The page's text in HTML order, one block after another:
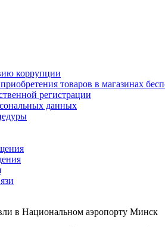
коррупции
товаров в магазинах
регистрации
данных
в Национальном аэропорту Минск